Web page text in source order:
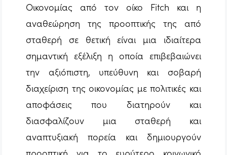
Οικονομίας από τον οίκο Fitch και η
αναθεώρηση της προοπτικής της από
σταθερή σε θετική είναι μια ιδιαίτερα
σημαντική εξέλιξη η οποία επιβεβαιώνει
την αξιόπιστη, υπεύθυνη και σοβαρή
διαχείριση της οικονομίας με πολιτικές και
αποφάσεις που διατηρούν και
διασφαλίζουν μια σταθερή και
αναπτυξιακή πορεία και δημιουργούν